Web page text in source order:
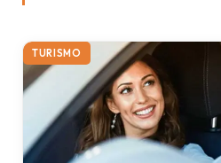
TURISMO